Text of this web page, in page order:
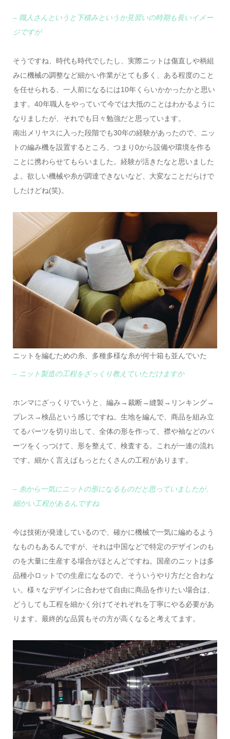
– 職人さんというと下積みというか見習いの時期も長いイメー
ジですが
そうですね、時代も時代でしたし、実際ニットは傷直しや柄組
みに機械の調整など細かい作業がとても多く、ある程度のこと
を任せられる、一人前になるには10年くらいかかったかと思い
ます。40年職人をやっていて今では大抵のことはわかるように
なりましたが、それでも日々勉強だと思っています。
南出メリヤスに入った段階でも30年の経験があったので、ニッ
トの編み機を設置するところ、つまり0から設備や環境を作る
ことに携わらせてもらいました。経験が活きたなと思いました
よ。欲しい機械や糸が調達できないなど、大変なことだらけで
したけどね(笑)。
ニットを編むための糸、多種多様な糸が何十箱も並んでいた
– ニット製造の工程をざっくり教えていただけますか
ホンマにざっくりでいうと、編み→裁断→縫製→リンキング→
プレス→検品という感じですね。生地を編んで、商品を組み立
てるパーツを切り出して、全体の形を作って、襟や袖などのパ
ーツをくっつけて、形を整えて、検査する。これが一連の流れ
です。細かく言えばもっとたくさんの工程があります。
– 糸から一気にニットの形になるものだと思っていましたが、
細かい工程があるんですね
今は技術が発達しているので、確かに機械で一気に編めるよう
なものもあるんですが、それは中国などで特定のデザインのも
のを大量に生産する場合がほとんどですね。国産のニットは多
品種小ロットでの生産になるので、そういうやり方だと合わな
い。様々なデザインに合わせて自由に商品を作りたい場合は、
どうしても工程を細かく分けてそれぞれを丁寧にやる必要があ
ります。最終的な品質もその方が高くなると考えてます。